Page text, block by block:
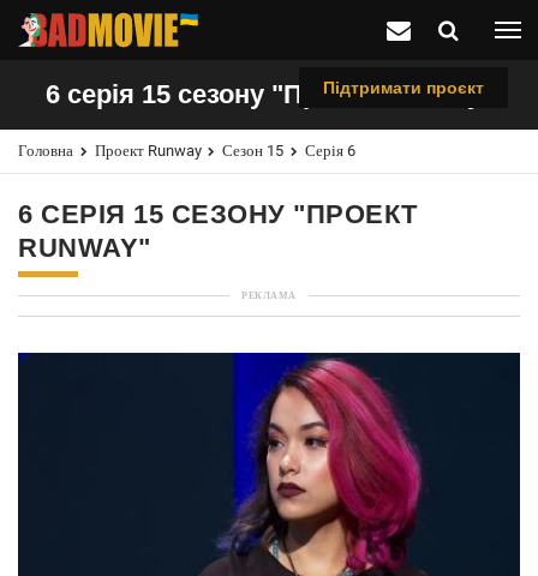
Підтримати проєкт
6 серія 15 сезону "Проект Runway"
Головна Проект Runway Сезон 15 Серія 6
6 СЕРІЯ 15 СЕЗОНУ "ПРОЕКТ
RUNWAY"
РЕКЛАМА